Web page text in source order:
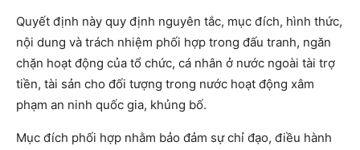
Quyết định này quy định nguyên tắc, mục đích, hình thức,
nội dung và trách nhiệm phối hợp trong đấu tranh, ngăn
chặn hoạt động của tổ chức, cá nhân ở nước ngoài tài trợ
tiền, tài sản cho đối tượng trong nước hoạt động xâm
phạm an ninh quốc gia, khủng bố.
Mục đích phối hợp nhằm bảo đảm sự chỉ đạo, điều hành